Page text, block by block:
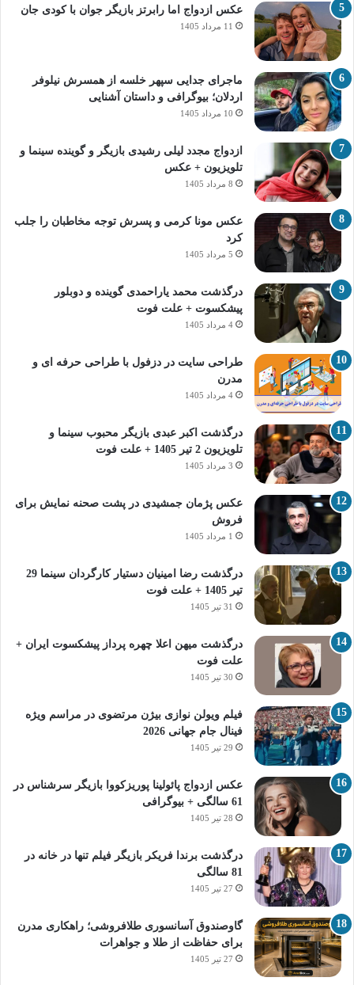
عکس ازدواج اما رابرتز بازیگر جوان با کودی جان
11 مرداد 1405
ماجرای جدایی سپهر خلسه از همسرش نیلوفر
اردلان؛ بیوگرافی و داستان آشنایی
10 مرداد 1405
ازدواج مجدد لیلی رشیدی بازیگر و گوینده سینما و
تلویزیون + عکس
8 مرداد 1405
عکس مونا کرمی و پسرش توجه مخاطبان را جلب
کرد
5 مرداد 1405
درگذشت محمد یاراحمدی گوینده و دوبلور
پیشکسوت + علت فوت
4 مرداد 1405
طراحی سایت در دزفول با طراحی حرفه‌ ای و
مدرن
4 مرداد 1405
درگذشت اکبر عبدی بازیگر محبوب سینما و
تلویزیون 2 تیر 1405 + علت فوت
3 مرداد 1405
عکس پژمان جمشیدی در پشت صحنه نمایش برای
فروش
1 مرداد 1405
درگذشت رضا امینیان دستیار کارگردان سینما 29
تیر 1405 + علت فوت
31 تیر 1405
درگذشت میهن اعلا چهره پرداز پیشکسوت ایران +
علت فوت
30 تیر 1405
فیلم ویولن نوازی بیژن مرتضوی در مراسم ویژه
فینال جام جهانی 2026
29 تیر 1405
عکس ازدواج پائولینا پوریزکووا بازیگر سرشناس در
61 سالگی + بیوگرافی
28 تیر 1405
درگذشت برندا فریکر بازیگر فیلم تنها در خانه در
81 سالگی
27 تیر 1405
گاوصندوق آسانسوری طلافروشی؛ راهکاری مدرن
برای حفاظت از طلا و جواهرات
27 تیر 1405